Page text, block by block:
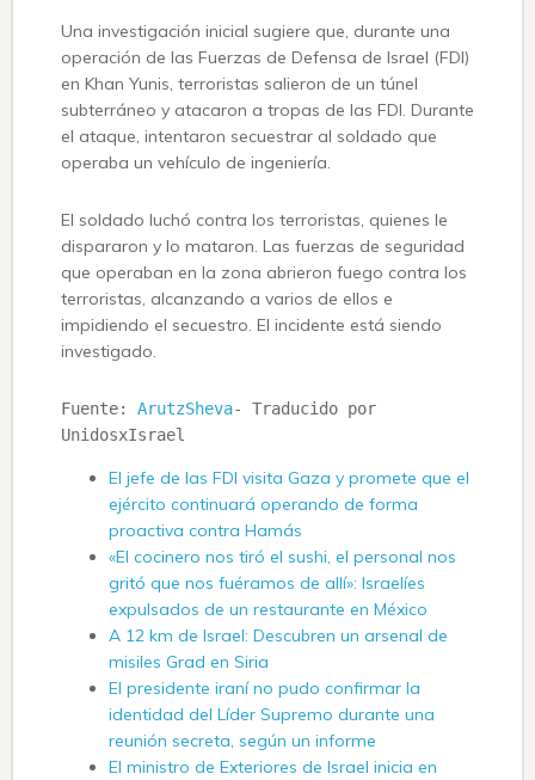
Una investigación inicial sugiere que, durante una
operación de las Fuerzas de Defensa de Israel (FDI)
en Khan Yunis, terroristas salieron de un túnel
subterráneo y atacaron a tropas de las FDI. Durante
el ataque, intentaron secuestrar al soldado que
operaba un vehículo de ingeniería.
El soldado luchó contra los terroristas, quienes le
dispararon y lo mataron. Las fuerzas de seguridad
que operaban en la zona abrieron fuego contra los
terroristas, alcanzando a varios de ellos e
impidiendo el secuestro. El incidente está siendo
investigado.
Fuente: ArutzSheva- Traducido por
UnidosxIsrael
El jefe de las FDI visita Gaza y promete que el
ejército continuará operando de forma
proactiva contra Hamás
«El cocinero nos tiró el sushi, el personal nos
gritó que nos fuéramos de allí»: Israelíes
expulsados ​​de un restaurante en México
A 12 km de Israel: Descubren un arsenal de
misiles Grad en Siria
El presidente iraní no pudo confirmar la
identidad del Líder Supremo durante una
reunión secreta, según un informe
El ministro de Exteriores de Israel inicia en